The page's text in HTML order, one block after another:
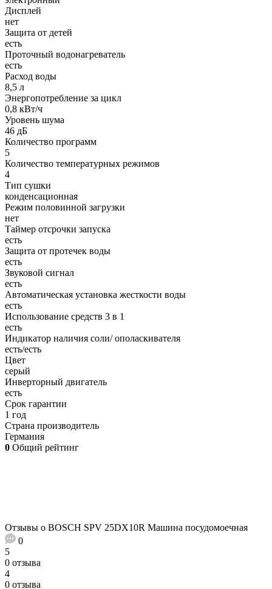
Дисплей
нет
Защита от детей
есть
Проточный водонагреватель
есть
Расход воды
8,5 л
Энергопотребление за цикл
0,8 кВт/ч
Уровень шума
46 дБ
Количество программ
5
Количество температурных режимов
4
Тип сушки
конденсационная
Режим половинной загрузки
нет
Таймер отсрочки запуска
есть
Защита от протечек воды
есть
Звуковой сигнал
есть
Автоматическая установка жесткости воды
есть
Использование средств 3 в 1
есть
Индикатор наличия соли/ ополаскивателя
есть/есть
Цвет
серый
Инверторный двигатель
есть
Срок гарантии
1 год
Страна производитель
Германия
0 Общий рейтинг
Отзывы о BOSCH SPV 25DX10R Машина посудомоечная
0
5
0 отзыва
4
0 отзыва